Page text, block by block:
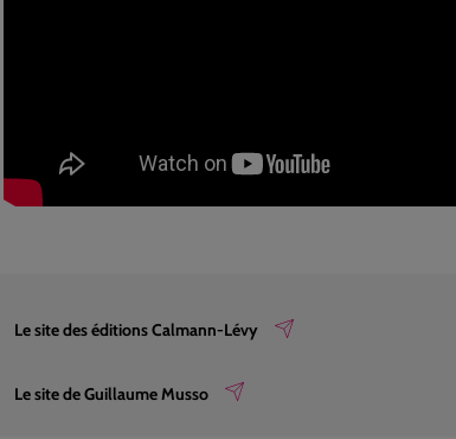
Le site des éditions Calmann-Lévy
Le site de Guillaume Musso